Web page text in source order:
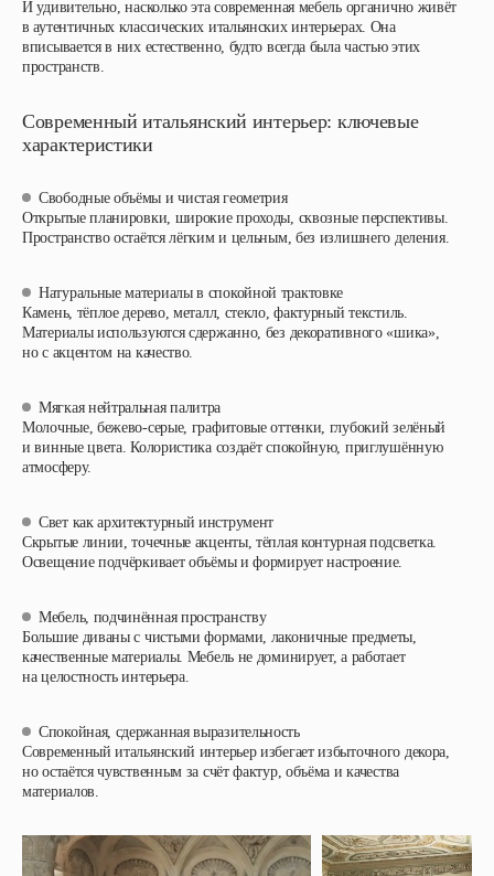
И удивительно, насколько эта современная мебель органично живёт
в аутентичных классических итальянских интерьерах. Она
вписывается в них естественно, будто всегда была частью этих
пространств.
Современный итальянский интерьер: ключевые
характеристики
Свободные объёмы и чистая геометрия
Открытые планировки, широкие проходы, сквозные перспективы.
Пространство остаётся лёгким и цельным, без излишнего деления.
Натуральные материалы в спокойной трактовке
Камень, тёплое дерево, металл, стекло, фактурный текстиль.
Материалы используются сдержанно, без декоративного «шика»,
но с акцентом на качество.
Мягкая нейтральная палитра
Молочные, бежево-серые, графитовые оттенки, глубокий зелёный
и винные цвета. Колористика создаёт спокойную, приглушённую
атмосферу.
Свет как архитектурный инструмент
Скрытые линии, точечные акценты, тёплая контурная подсветка.
Освещение подчёркивает объёмы и формирует настроение.
Мебель, подчинённая пространству
Большие диваны с чистыми формами, лаконичные предметы,
качественные материалы. Мебель не доминирует, а работает
на целостность интерьера.
Спокойная, сдержанная выразительность
Современный итальянский интерьер избегает избыточного декора,
но остаётся чувственным за счёт фактур, объёма и качества
материалов.